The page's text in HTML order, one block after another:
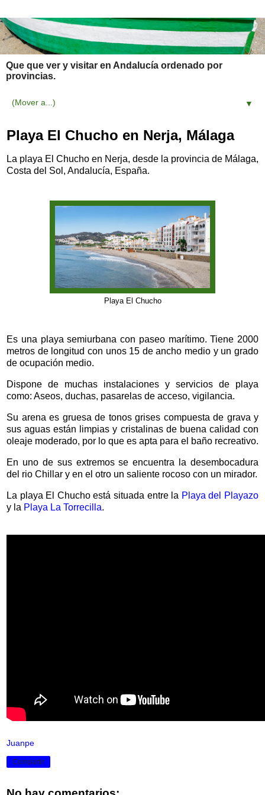
Que que ver y visitar en Andalucía ordenado por
provincias.
▼
Playa El Chucho en Nerja, Málaga
La playa El Chucho en Nerja, desde la provincia de Málaga,
Costa del Sol, Andalucía, España.
Playa El Chucho
Es una playa semiurbana con paseo marítimo. Tiene 2000
metros de longitud con unos 15 de ancho medio y un grado
de ocupación medio.
Dispone de muchas instalaciones y servicios de playa
como: Aseos, duchas, pasarelas de acceso, vigilancia.
Su arena es gruesa de tonos grises compuesta de grava y
sus aguas están limpias y cristalinas de buena calidad con
oleaje moderado, por lo que es apta para el baño recreativo.
En uno de sus extremos se encuentra la desembocadura
del rio Chillar y en el otro un saliente rocoso con un mirador.
La playa El Chucho está situada entre la Playa del Playazo
y la Playa La Torrecilla.
Juanpe
Compartir